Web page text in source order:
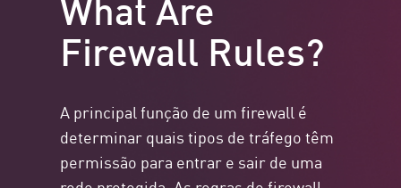
Firewall Rules?
A principal função de um firewall é
determinar quais tipos de tráfego têm
permissão para entrar e sair de uma